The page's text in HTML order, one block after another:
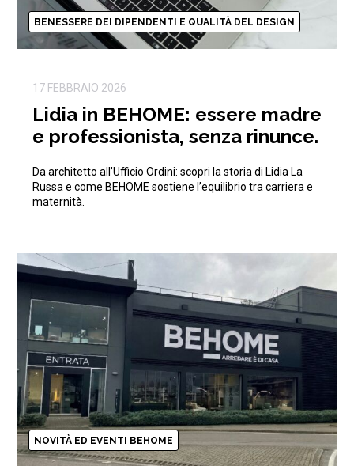
BENESSERE DEI DIPENDENTI E QUALITÀ DEL DESIGN
17 FEBBRAIO 2026
Lidia in BEHOME: essere madre
e professionista, senza rinunce.
Da architetto all’Ufficio Ordini: scopri la storia di Lidia La
Russa e come BEHOME sostiene l’equilibrio tra carriera e
maternità.
NOVITÀ ED EVENTI BEHOME